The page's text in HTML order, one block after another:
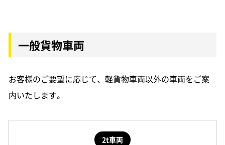
一般貨物車両
お客様のご要望に応じて、軽貨物車両以外の車両をご案
内いたします。
2t車両